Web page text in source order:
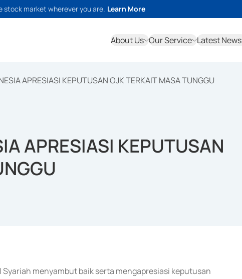
market wherever you are. Learn More
About Us Our Service Latest News
APRESIASI KEPUTUSAN OJK TERKAIT MASA TUNGGU
APRESIASI KEPUTUSAN
menyambut baik serta mengapresiasi keputusan